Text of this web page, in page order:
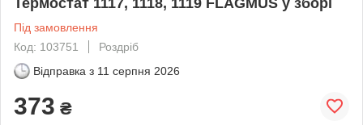
Під замовлення
Код: 103751
Роздріб
Відправка з 11 серпня 2026
373 ₴